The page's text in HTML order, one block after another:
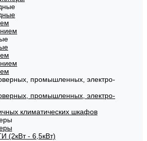
промышленных, электро-
промышленных, электро-
климатических шкафов
- 6,5кВт)